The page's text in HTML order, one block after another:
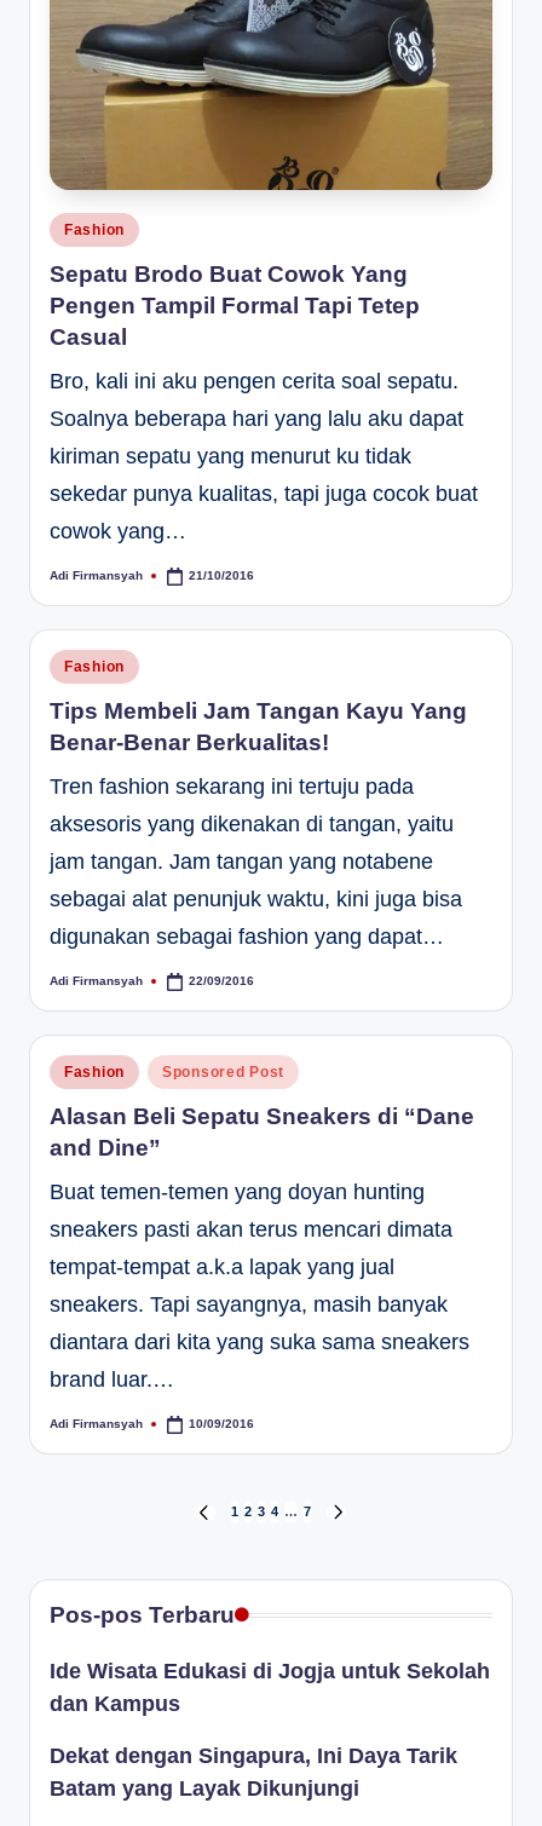
Posted
in
Fashion
Sepatu Brodo Buat Cowok Yang
Pengen Tampil Formal Tapi Tetep
Casual
Bro, kali ini aku pengen cerita soal sepatu.
Soalnya beberapa hari yang lalu aku dapat
kiriman sepatu yang menurut ku tidak
sekedar punya kualitas, tapi juga cocok buat
cowok yang…
Posted
Adi Firmansyah 21/10/2016
Posted
in
Fashion
Tips Membeli Jam Tangan Kayu Yang
Benar-Benar Berkualitas!
Tren fashion sekarang ini tertuju pada
aksesoris yang dikenakan di tangan, yaitu
jam tangan. Jam tangan yang notabene
sebagai alat penunjuk waktu, kini juga bisa
digunakan sebagai fashion yang dapat…
Posted
Adi Firmansyah 22/09/2016
Posted
in
Fashion Sponsored Post
Alasan Beli Sepatu Sneakers di “Dane
and Dine”
Buat temen-temen yang doyan hunting
sneakers pasti akan terus mencari dimata
tempat-tempat a.k.a lapak yang jual
sneakers. Tapi sayangnya, masih banyak
diantara dari kita yang suka sama sneakers
brand luar.…
Posted
Adi Firmansyah 10/09/2016
PREVIOUS
1 2 3 4 … 7
Pos-pos Terbaru
Ide Wisata Edukasi di Jogja untuk Sekolah
dan Kampus
Dekat dengan Singapura, Ini Daya Tarik
Batam yang Layak Dikunjungi